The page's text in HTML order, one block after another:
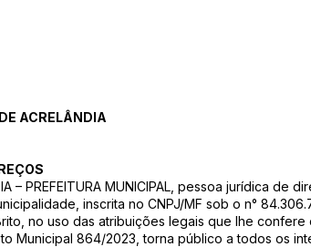
ACRELÂNDIA
– PREFEITURA MUNICIPAL, pessoa jurídica
inscrita no CNPJ/MF sob o n°
no uso das atribuições legais que lhe
Municipal 864/2023, torna público a todos os